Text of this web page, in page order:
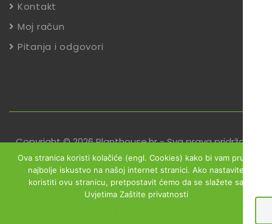
Kontakt
Moj račun
Pitanja i odgovori
Copyright © 2026 Planthouse.hr - Sva prava pridržana
Uvjeti poslovanja Reklamacije
Zaštita podataka
Izjava o sigurnosti online plaćanja
Obrazac za jednostrani raskid ugovora
Ova stranica koristi kolačiće (engl. Cookies) kako bi vam pružili
najbolje iskustvo na našoj internet stranici. Ako nastavite
koristiti ovu stranicu, pretpostavit ćemo da se slažete sa
Uvjetima Zaštite privatnosti